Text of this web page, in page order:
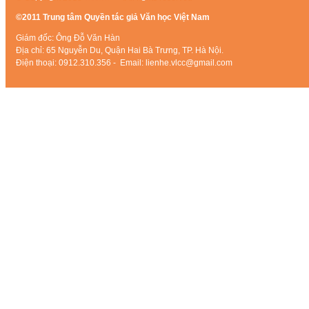
©2011 Trung tâm Quyền tác giả Văn học Việt Nam
Giám đốc: Ông Đỗ Văn Hàn
Địa chỉ: 65 Nguyễn Du, Quận Hai Bà Trưng, TP. Hà Nội.
Điện thoại: 0912.310.356 - Email: lienhe.vlcc@gmail.com